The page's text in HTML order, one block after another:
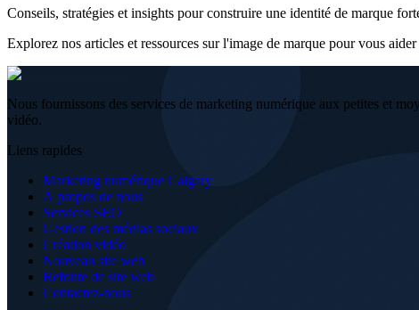
Conseils, stratégies et insights pour construire une identité de marque
Explorez nos articles et ressources sur l'image de marque pour vous
Nous fournissons des services de marketing numérique aux petites et
vidéo.
Liens rapides
Marketing numérique Calgary
À propos de nous
Services SEO
Gestion des médias sociaux
Création vidéo
Nouveau site web
Refonte de site web
Contactez-nous